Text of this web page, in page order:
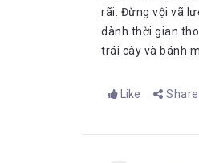
rãi. Đừng vội vã
dành thời gian
trái cây và bánh
Like Share